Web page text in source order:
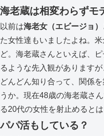
海老蔵は相変わらずモ
以前は海老女（エビージョ）
た女性達もいましたよね。
ど。海老蔵さんといえば、
るような先入観があります
どんどん知り合って、関係
うか。現在48歳の海老蔵さ
る20代の女性を射止めるとは
パパ活もしている？